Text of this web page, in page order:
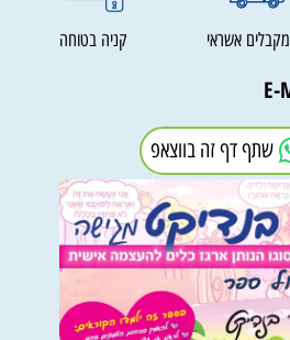
מקבלים אשראי קניה בטוחה
שתף דף זה בווצאפ